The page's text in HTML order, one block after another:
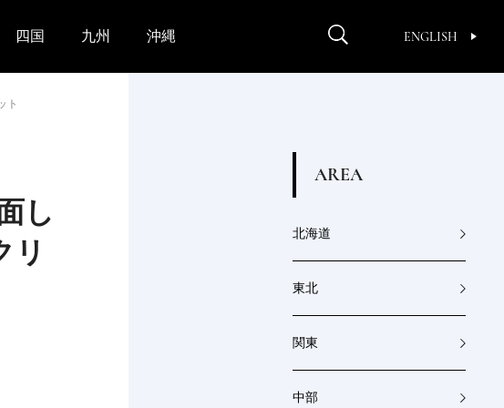
ENGLISH
四国 九州 沖縄
ト
し
リ
AREA
北海道
東北
関東
中部